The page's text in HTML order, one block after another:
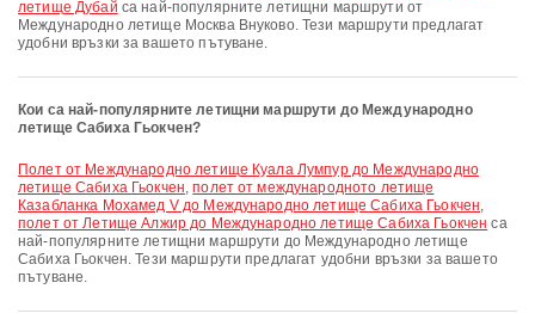
летище Дубай са най-популярните летищни маршрути от
Международно летище Москва Внуково. Тези маршрути предлагат
удобни връзки за вашето пътуване.
Кои са най-популярните летищни маршрути до Международно
летище Сабиха Гьокчен?
полет от Международно летище Куала Лумпур до Международно
летище Сабиха Гьокчен,полет от международното летище
Казабланка Мохамед V до Международно летище Сабиха Гьокчен,
полет от Летище Алжир до Международно летище Сабиха Гьокчен са
най-популярните летищни маршрути до Международно летище
Сабиха Гьокчен. Тези маршрути предлагат удобни връзки за вашето
пътуване.